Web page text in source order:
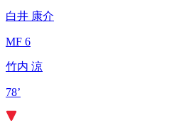
白井 康介
MF 6
竹内 涼
78’